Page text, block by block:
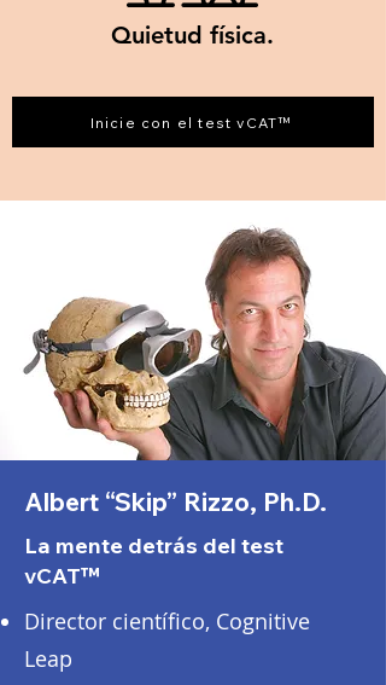
Quietud física.
Inicie con el test vCAT™
Albert “Skip” Rizzo, Ph.D.
La mente detrás del test
vCAT™
Director científico, Cognitive
Leap